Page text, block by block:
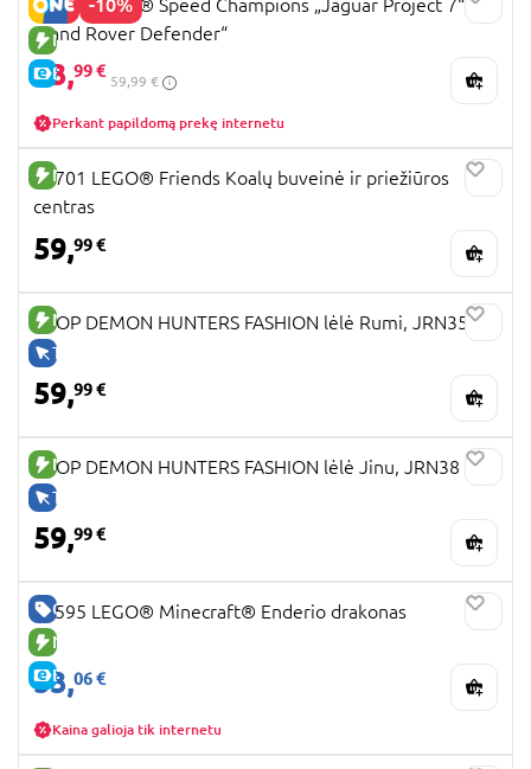
NAUJA PREKĖ
E-KAINA
77264 LEGO® Speed Champions „Jaguar Project 7“ ir
„Land Rover Defender“
53,99 €
59,99 €
Perkant papildomą prekę internetu
NAUJA PREKĖ
42701 LEGO® Friends Koalų buveinė ir priežiūros
centras
59,99 €
NAUJA PREKĖ
TIK INTERNETU
KPOP DEMON HUNTERS FASHION lėlė Rumi, JRN35
59,99 €
NAUJA PREKĖ
TIK INTERNETU
KPOP DEMON HUNTERS FASHION lėlė Jinu, JRN38
59,99 €
GERA KAINA
NAUJA PREKĖ
E-KAINA
21595 LEGO® Minecraft® Enderio drakonas
53,06 €
Kaina galioja tik internetu